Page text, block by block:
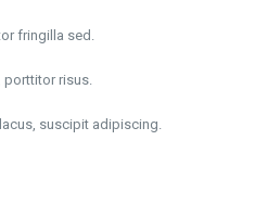
fringilla sed.
porttitor risus.
suscipit adipiscing.